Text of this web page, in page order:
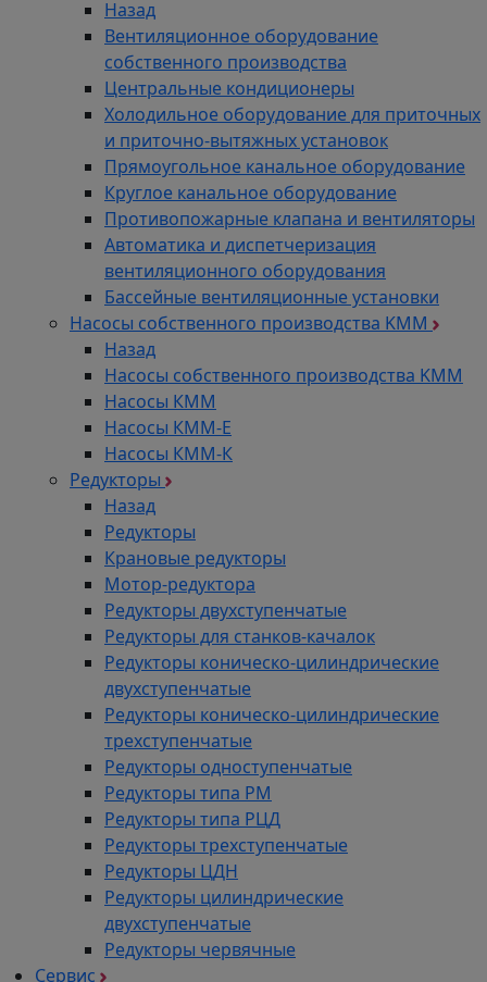
Назад
Вентиляционное оборудование
собственного производства
Центральные кондиционеры
Холодильное оборудование для приточных
и приточно-вытяжных установок
Прямоугольное канальное оборудование
Круглое канальное оборудование
Противопожарные клапана и вентиляторы
Автоматика и диспетчеризация
вентиляционного оборудования
Бассейные вентиляционные установки
Насосы собственного производства KMM
Назад
Насосы собственного производства KMM
Насосы КММ
Насосы КММ-Е
Насосы КММ-К
Редукторы
Назад
Редукторы
Крановые редукторы
Мотор-редуктора
Редукторы двухступенчатые
Редукторы для станков-качалок
Редукторы коническо-цилиндрические
двухступенчатые
Редукторы коническо-цилиндрические
трехступенчатые
Редукторы одноступенчатые
Редукторы типа РМ
Редукторы типа РЦД
Редукторы трехступенчатые
Редукторы ЦДН
Редукторы цилиндрические
двухступенчатые
Редукторы червячные
Сервис